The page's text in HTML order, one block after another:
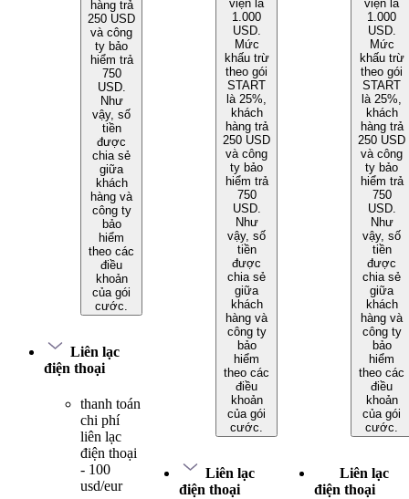
hàng trả
250 USD
và công
ty bảo
hiểm trả
750
USD.
Như
vậy, số
tiền
được
chia sẻ
giữa
khách
hàng và
công ty
bảo
hiểm
theo các
điều
khoản
của gói
cước.
Liên lạc
điện thoại
thanh toán
chi phí
liên lạc
điện thoại
- 100
usd/eur
viện là
1.000
USD.
Mức
khấu trừ
theo gói
START
là 25%,
khách
hàng trả
250 USD
và công
ty bảo
hiểm trả
750
USD.
Như
vậy, số
tiền
được
chia sẻ
giữa
khách
hàng và
công ty
bảo
hiểm
theo các
điều
khoản
của gói
cước.
Liên lạc
điện thoại
viện là
1.000
USD.
Mức
khấu trừ
theo gói
START
là 25%,
khách
hàng trả
250 USD
và công
ty bảo
hiểm trả
750
USD.
Như
vậy, số
tiền
được
chia sẻ
giữa
khách
hàng và
công ty
bảo
hiểm
theo các
điều
khoản
của gói
cước.
Liên lạc
điện thoại